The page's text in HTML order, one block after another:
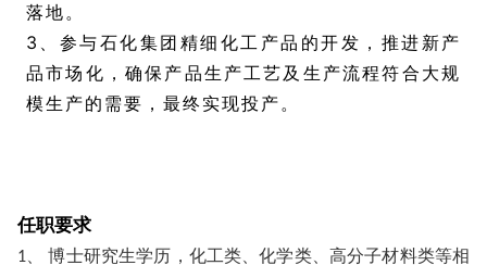
落地。
3、参与石化集团精细化工产品的开发，推进新产
品市场化，确保产品生产工艺及生产流程符合大规
模生产的需要，最终实现投产。
任职要求
1 、 博士研究生学历，化工类、化学类、高分子材料类等相